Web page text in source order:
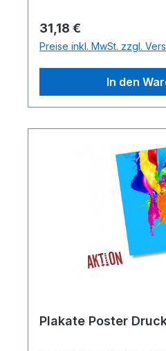
Regulärer Preis:
31,18 €
Preise inkl. MwSt. zzgl.
In den
Plakate Poster